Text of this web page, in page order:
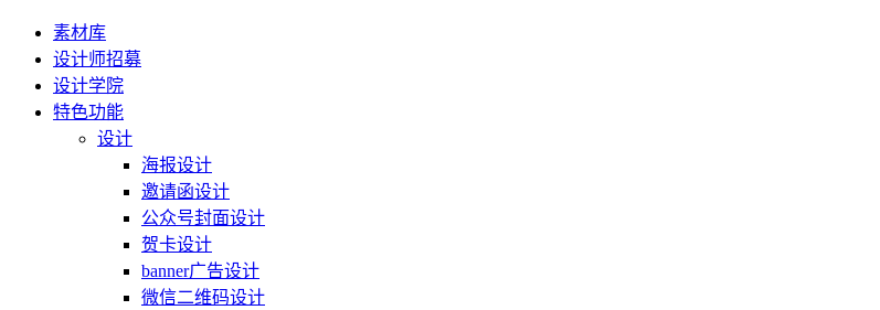
素材库
设计师招募
设计学院
特色功能
设计
海报设计
邀请函设计
公众号封面设计
贺卡设计
banner广告设计
微信二维码设计